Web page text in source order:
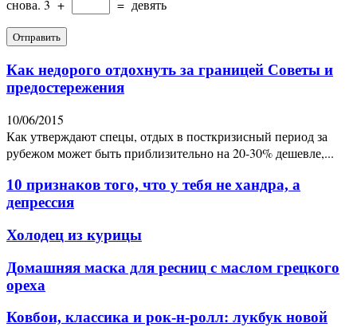
снова. 3 + = девять
Как недорого отдохнуть за границей Советы и
предостережения
10/06/2015
Как утверждают спецы, отдых в посткризисный период за
рубежом может быть приблизительно на 20-30% дешевле,...
10 признаков того, что у тебя не хандра, а
депрессия
Холодец из курицы
Домашняя маска для ресниц с маслом грецкого
ореха
Ковбои, классика и рок-н-ролл: лукбук новой